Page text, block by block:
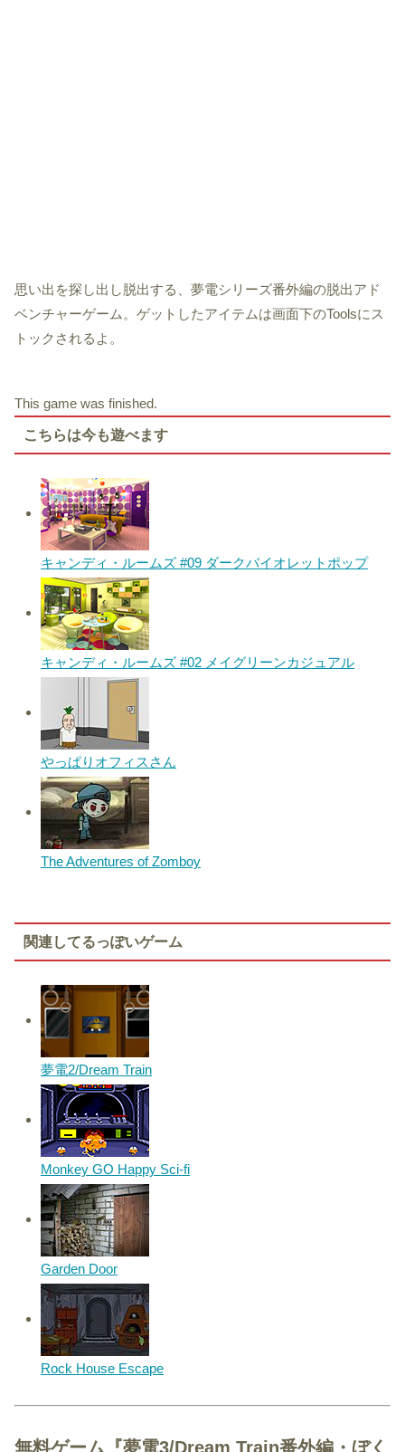
思い出を探し出し脱出する、夢電シリーズ番外編の脱出アド
ベンチャーゲーム。ゲットしたアイテムは画面下のToolsにス
トックされるよ。
This game was finished.
こちらは今も遊べます
キャンディ・ルームズ #09 ダークバイオレットポップ
キャンディ・ルームズ #02 メイグリーンカジュアル
やっぱりオフィスさん
The Adventures of Zomboy
関連してるっぽいゲーム
夢電2/Dream Train
Monkey GO Happy Sci-fi
Garden Door
Rock House Escape
無料ゲーム『夢電3/Dream Train番外編・ぼく